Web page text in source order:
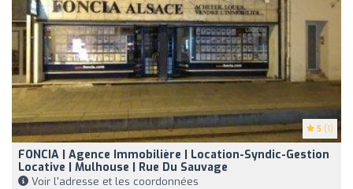
5 (1)
FONCIA | Agence Immobilière | Location-Syndic-Gestion
Locative | Mulhouse | Rue Du Sauvage
Voir l'adresse et les coordonnées